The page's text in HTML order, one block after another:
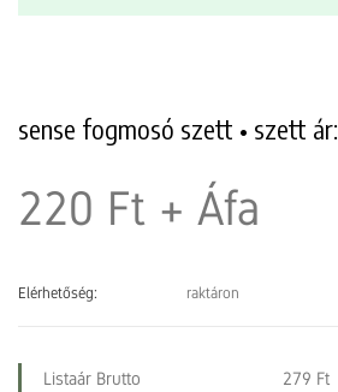
sense fogmosó szett • szett ár:
220 Ft + Áfa
Elérhetőség: raktáron
Listaár Brutto
279 Ft